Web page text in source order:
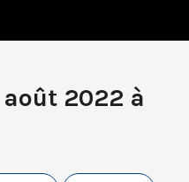
août 2022 à